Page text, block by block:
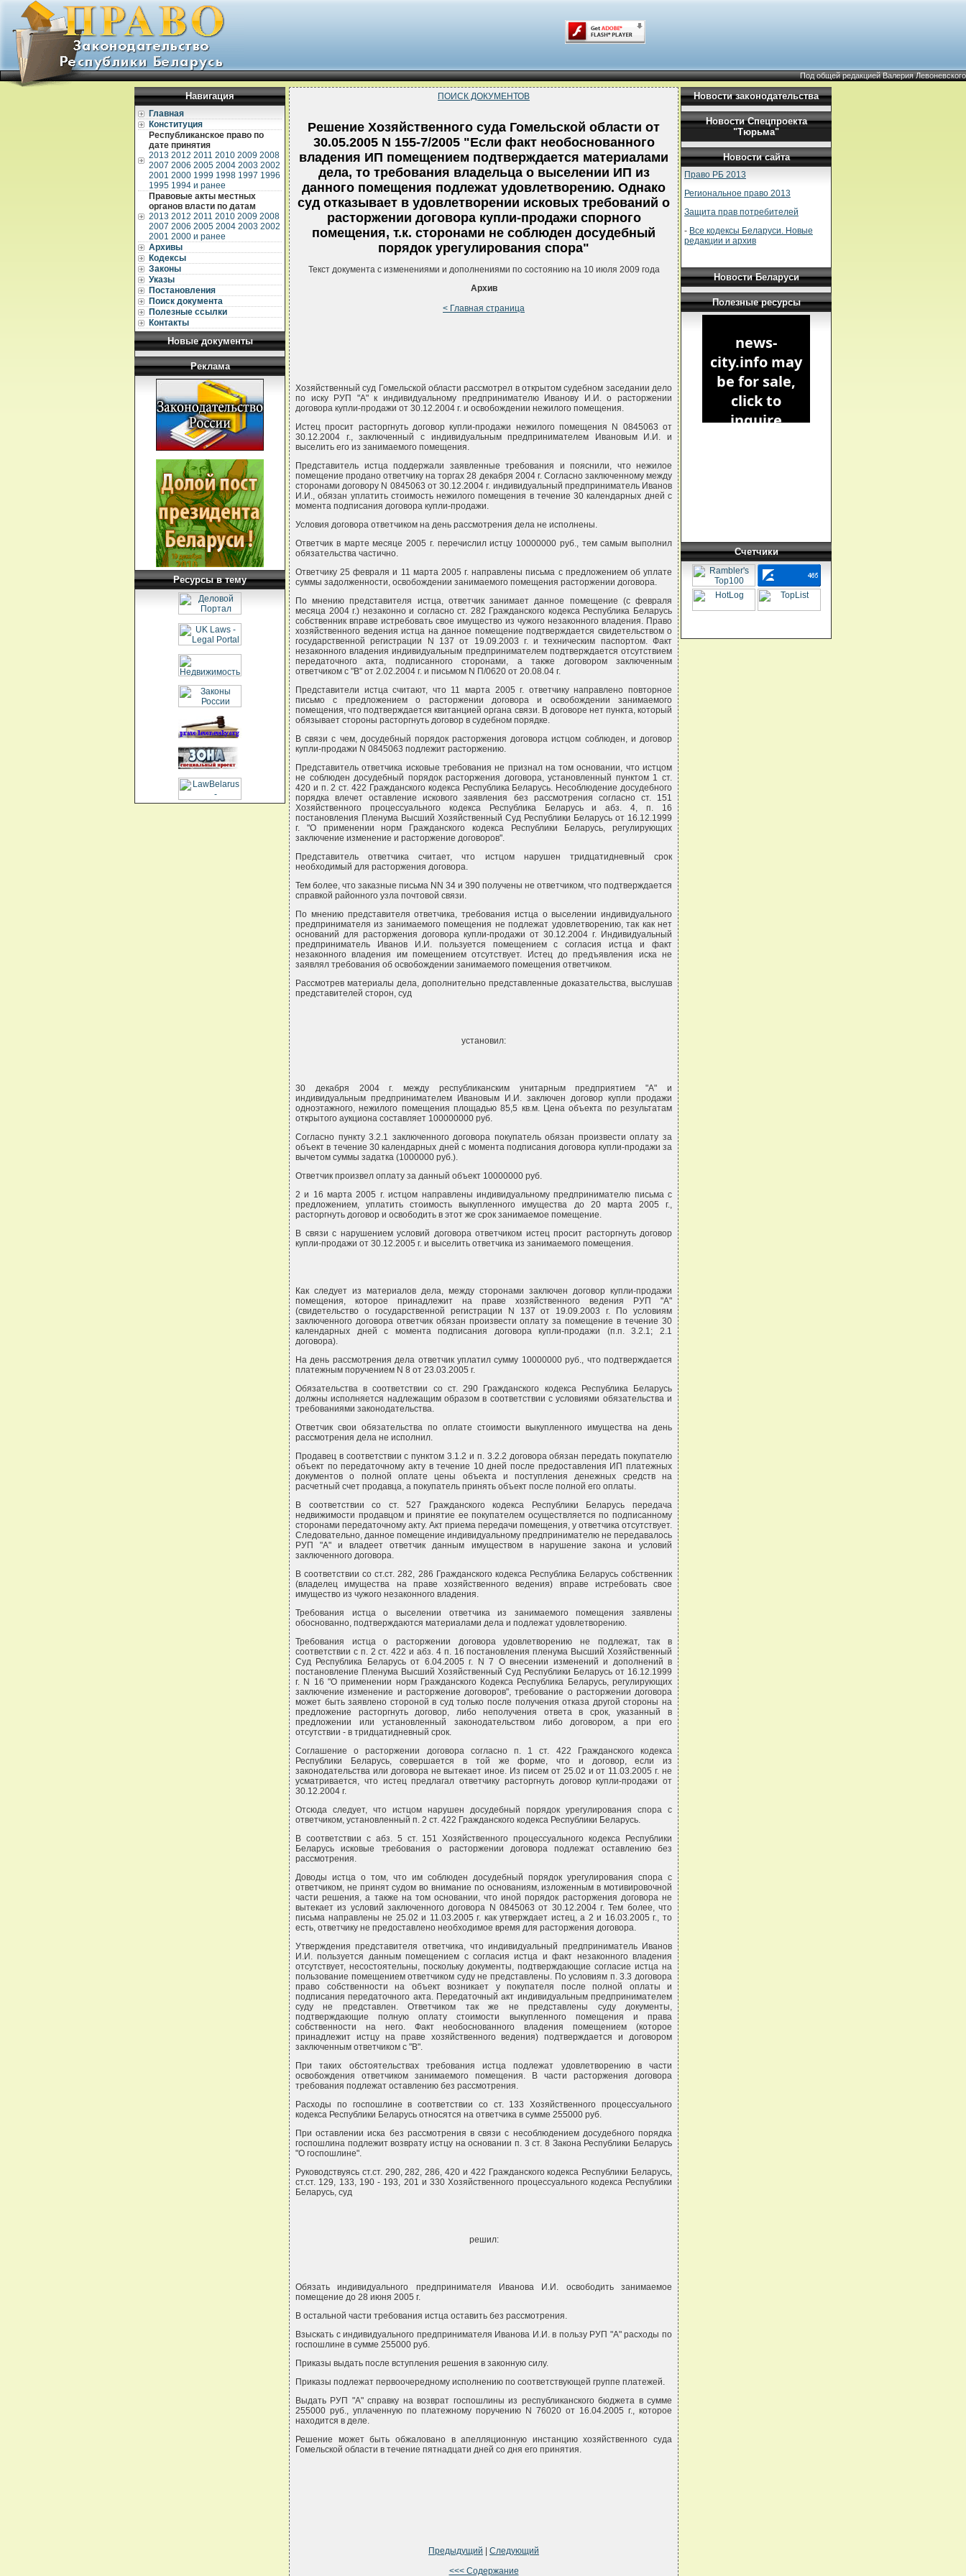
Под общей редакцией Валерия Левоневского
Навигация
Главная
Конституция
Республиканское право по
дате принятия
2013 2012 2011 2010 2009 2008
2007 2006 2005 2004 2003 2002
2001 2000 1999 1998 1997 1996
1995 1994 и ранее
Правовые акты местных
органов власти по датам
2013 2012 2011 2010 2009 2008
2007 2006 2005 2004 2003 2002
2001 2000 и ранее
Архивы
Кодексы
Законы
Указы
Постановления
Поиск документа
Полезные ссылки
Контакты
Новые документы
Реклама
Ресурсы в тему
ПОИСК ДОКУМЕНТОВ
Решение Хозяйственного суда Гомельской области от
30.05.2005 N 155-7/2005 "Если факт необоснованного
владения ИП помещением подтверждается материалами
дела, то требования владельца о выселении ИП из
данного помещения подлежат удовлетворению. Однако
суд отказывает в удовлетворении исковых требований о
расторжении договора купли-продажи спорного
помещения, т.к. сторонами не соблюден досудебный
порядок урегулирования спора"
Текст документа с изменениями и дополнениями по состоянию на 10 июля 2009 года
Архив
< Главная страница
Хозяйственный суд Гомельской области рассмотрел в открытом судебном заседании дело
по иску РУП "А" к индивидуальному предпринимателю Иванову И.И. о расторжении
договора купли-продажи от 30.12.2004 г. и освобождении нежилого помещения.
Истец просит расторгнуть договор купли-продажи нежилого помещения N 0845063 от
30.12.2004 г., заключенный с индивидуальным предпринимателем Ивановым И.И. и
выселить его из занимаемого помещения.
Представитель истца поддержали заявленные требования и пояснили, что нежилое
помещение продано ответчику на торгах 28 декабря 2004 г. Согласно заключенному между
сторонами договору N 0845063 от 30.12.2004 г. индивидуальный предприниматель Иванов
И.И., обязан уплатить стоимость нежилого помещения в течение 30 календарных дней с
момента подписания договора купли-продажи.
Условия договора ответчиком на день рассмотрения дела не исполнены.
Ответчик в марте месяце 2005 г. перечислил истцу 10000000 руб., тем самым выполнил
обязательства частично.
Ответчику 25 февраля и 11 марта 2005 г. направлены письма с предложением об уплате
суммы задолженности, освобождении занимаемого помещения расторжении договора.
По мнению представителя истца, ответчик занимает данное помещение (с февраля
месяца 2004 г.) незаконно и согласно ст. 282 Гражданского кодекса Республика Беларусь
собственник вправе истребовать свое имущество из чужого незаконного владения. Право
хозяйственного ведения истца на данное помещение подтверждается свидетельством о
государственной регистрации N 137 от 19.09.2003 г. и техническим паспортом. Факт
незаконного владения индивидуальным предпринимателем подтверждается отсутствием
передаточного акта, подписанного сторонами, а также договором заключенным
ответчиком с "В" от 2.02.2004 г. и письмом N П/0620 от 20.08.04 г.
Представители истца считают, что 11 марта 2005 г. ответчику направлено повторное
письмо с предложением о расторжении договора и освобождении занимаемого
помещения, что подтверждается квитанцией органа связи. В договоре нет пункта, который
обязывает стороны расторгнуть договор в судебном порядке.
В связи с чем, досудебный порядок расторжения договора истцом соблюден, и договор
купли-продажи N 0845063 подлежит расторжению.
Представитель ответчика исковые требования не признал на том основании, что истцом
не соблюден досудебный порядок расторжения договора, установленный пунктом 1 ст.
420 и п. 2 ст. 422 Гражданского кодекса Республика Беларусь. Несоблюдение досудебного
порядка влечет оставление искового заявления без рассмотрения согласно ст. 151
Хозяйственного процессуального кодекса Республика Беларусь и абз. 4, п. 16
постановления Пленума Высший Хозяйственный Суд Республики Беларусь от 16.12.1999
г. "О применении норм Гражданского кодекса Республики Беларусь, регулирующих
заключение изменение и расторжение договоров".
Представитель ответчика считает, что истцом нарушен тридцатидневный срок
необходимый для расторжения договора.
Тем более, что заказные письма NN 34 и 390 получены не ответчиком, что подтверждается
справкой районного узла почтовой связи.
По мнению представителя ответчика, требования истца о выселении индивидуального
предпринимателя из занимаемого помещения не подлежат удовлетворению, так как нет
оснований для расторжения договора купли-продажи от 30.12.2004 г. Индивидуальный
предприниматель Иванов И.И. пользуется помещением с согласия истца и факт
незаконного владения им помещением отсутствует. Истец до предъявления иска не
заявлял требования об освобождении занимаемого помещения ответчиком.
Рассмотрев материалы дела, дополнительно представленные доказательства, выслушав
представителей сторон, суд
установил:
30 декабря 2004 г. между республиканским унитарным предприятием "А" и
индивидуальным предпринимателем Ивановым И.И. заключен договор купли продажи
одноэтажного, нежилого помещения площадью 85,5 кв.м. Цена объекта по результатам
открытого аукциона составляет 100000000 руб.
Согласно пункту 3.2.1 заключенного договора покупатель обязан произвести оплату за
объект в течение 30 календарных дней с момента подписания договора купли-продажи за
вычетом суммы задатка (1000000 руб.).
Ответчик произвел оплату за данный объект 10000000 руб.
2 и 16 марта 2005 г. истцом направлены индивидуальному предпринимателю письма с
предложением, уплатить стоимость выкупленного имущества до 20 марта 2005 г.,
расторгнуть договор и освободить в этот же срок занимаемое помещение.
В связи с нарушением условий договора ответчиком истец просит расторгнуть договор
купли-продажи от 30.12.2005 г. и выселить ответчика из занимаемого помещения.
Как следует из материалов дела, между сторонами заключен договор купли-продажи
помещения, которое принадлежит на праве хозяйственного ведения РУП "А"
(свидетельство о государственной регистрации N 137 от 19.09.2003 г. По условиям
заключенного договора ответчик обязан произвести оплату за помещение в течение 30
календарных дней с момента подписания договора купли-продажи (п.п. 3.2.1; 2.1
договора).
На день рассмотрения дела ответчик уплатил сумму 10000000 руб., что подтверждается
платежным поручением N 8 от 23.03.2005 г.
Обязательства в соответствии со ст. 290 Гражданского кодекса Республика Беларусь
должны исполняется надлежащим образом в соответствии с условиями обязательства и
требованиями законодательства.
Ответчик свои обязательства по оплате стоимости выкупленного имущества на день
рассмотрения дела не исполнил.
Продавец в соответствии с пунктом 3.1.2 и п. 3.2.2 договора обязан передать покупателю
объект по передаточному акту в течение 10 дней после предоставления ИП платежных
документов о полной оплате цены объекта и поступления денежных средств на
расчетный счет продавца, а покупатель принять объект после полной его оплаты.
В соответствии со ст. 527 Гражданского кодекса Республики Беларусь передача
недвижимости продавцом и принятие ее покупателем осуществляется по подписанному
сторонами передаточному акту. Акт приема передачи помещения, у ответчика отсутствует.
Следовательно, данное помещение индивидуальному предпринимателю не передавалось
РУП "А" и владеет ответчик данным имуществом в нарушение закона и условий
заключенного договора.
В соответствии со ст.ст. 282, 286 Гражданского кодекса Республика Беларусь собственник
(владелец имущества на праве хозяйственного ведения) вправе истребовать свое
имущество из чужого незаконного владения.
Требования истца о выселении ответчика из занимаемого помещения заявлены
обоснованно, подтверждаются материалами дела и подлежат удовлетворению.
Требования истца о расторжении договора удовлетворению не подлежат, так в
соответствии с п. 2 ст. 422 и абз. 4 п. 16 постановления пленума Высший Хозяйственный
Суд Республика Беларусь от 6.04.2005 г. N 7 О внесении изменений и дополнений в
постановление Пленума Высший Хозяйственный Суд Республики Беларусь от 16.12.1999
г. N 16 "О применении норм Гражданского Кодекса Республика Беларусь, регулирующих
заключение изменение и расторжение договоров", требование о расторжении договора
может быть заявлено стороной в суд только после получения отказа другой стороны на
предложение расторгнуть договор, либо неполучения ответа в срок, указанный в
предложении или установленный законодательством либо договором, а при его
отсутствии - в тридцатидневный срок.
Соглашение о расторжении договора согласно п. 1 ст. 422 Гражданского кодекса
Республики Беларусь, совершается в той же форме, что и договор, если из
законодательства или договора не вытекает иное. Из писем от 25.02 и от 11.03.2005 г. не
усматривается, что истец предлагал ответчику расторгнуть договор купли-продажи от
30.12.2004 г.
Отсюда следует, что истцом нарушен досудебный порядок урегулирования спора с
ответчиком, установленный п. 2 ст. 422 Гражданского кодекса Республики Беларусь.
В соответствии с абз. 5 ст. 151 Хозяйственного процессуального кодекса Республики
Беларусь исковые требования о расторжении договора подлежат оставлению без
рассмотрения.
Доводы истца о том, что им соблюден досудебный порядок урегулирования спора с
ответчиком, не принят судом во внимание по основаниям, изложенным в мотивировочной
части решения, а также на том основании, что иной порядок расторжения договора не
вытекает из условий заключенного договора N 0845063 от 30.12.2004 г. Тем более, что
письма направлены не 25.02 и 11.03.2005 г. как утверждает истец, а 2 и 16.03.2005 г., то
есть, ответчику не предоставлено необходимое время для расторжения договора.
Утверждения представителя ответчика, что индивидуальный предприниматель Иванов
И.И. пользуется данным помещением с согласия истца и факт незаконного владения
отсутствует, несостоятельны, поскольку документы, подтверждающие согласие истца на
пользование помещением ответчиком суду не представлены. По условиям п. 3.3 договора
право собственности на объект возникает у покупателя после полной оплаты и
подписания передаточного акта. Передаточный акт индивидуальным предпринимателем
суду не представлен. Ответчиком так же не представлены суду документы,
подтверждающие полную оплату стоимости выкупленного помещения и права
собственности на него. Факт необоснованного владения помещением (которое
принадлежит истцу на праве хозяйственного ведения) подтверждается и договором
заключенным ответчиком с "В".
При таких обстоятельствах требования истца подлежат удовлетворению в части
освобождения ответчиком занимаемого помещения. В части расторжения договора
требования подлежат оставлению без рассмотрения.
Расходы по госпошлине в соответствии со ст. 133 Хозяйственного процессуального
кодекса Республики Беларусь относятся на ответчика в сумме 255000 руб.
При оставлении иска без рассмотрения в связи с несоблюдением досудебного порядка
госпошлина подлежит возврату истцу на основании п. 3 ст. 8 Закона Республики Беларусь
"О госпошлине".
Руководствуясь ст.ст. 290, 282, 286, 420 и 422 Гражданского кодекса Республики Беларусь,
ст.ст. 129, 133, 190 - 193, 201 и 330 Хозяйственного процессуального кодекса Республики
Беларусь, суд
решил:
Обязать индивидуального предпринимателя Иванова И.И. освободить занимаемое
помещение до 28 июня 2005 г.
В остальной части требования истца оставить без рассмотрения.
Взыскать с индивидуального предпринимателя Иванова И.И. в пользу РУП "А" расходы по
госпошлине в сумме 255000 руб.
Приказы выдать после вступления решения в законную силу.
Приказы подлежат первоочередному исполнению по соответствующей группе платежей.
Выдать РУП "А" справку на возврат госпошлины из республиканского бюджета в сумме
255000 руб., уплаченную по платежному поручению N 76020 от 16.04.2005 г., которое
находится в деле.
Решение может быть обжаловано в апелляционную инстанцию хозяйственного суда
Гомельской области в течение пятнадцати дней со дня его принятия.
Предыдущий
Следующий
<<< Содержание
Новости законодательства
Новости Спецпроекта
"Тюрьма"
Новости сайта
Право РБ 2013
Региональное право 2013
Защита прав потребителей
- Все кодексы Беларуси. Новые
редакции и архив
Новости Беларуси
Полезные ресурсы
Счетчики